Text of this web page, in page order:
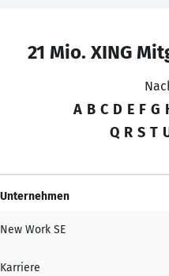
21 Mio. XING
A B C D E F G
Q R S T
Unternehmen
New Work SE
Karriere